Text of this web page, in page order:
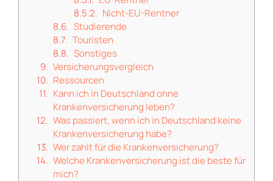
Nicht-EU-Rentner
Studierende
Touristen
Sonstiges
Versicherungsvergleich
Ressourcen
Kann ich in Deutschland ohne
Krankenversicherung leben?
Was passiert, wenn ich in Deutschland keine
Krankenversicherung habe?
Wer zahlt für die Krankenversicherung?
Welche Krankenversicherung ist die beste für
mich?